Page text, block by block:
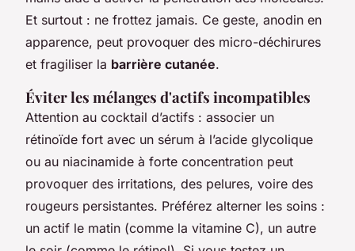
Et surtout : ne frottez jamais. Ce geste, anodin en
apparence, peut provoquer des micro-déchirures
et fragiliser la barrière cutanée.
Éviter les mélanges d'actifs incompatibles
Attention au cocktail d’actifs : associer un
rétinoïde fort avec un sérum à l’acide glycolique
ou au niacinamide à forte concentration peut
provoquer des irritations, des pelures, voire des
rougeurs persistantes. Préférez alterner les soins :
un actif le matin (comme la vitamine C), un autre